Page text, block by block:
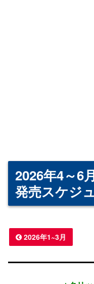
2026年4～6
発売スケジ
2026年1~3月